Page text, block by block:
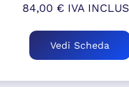
84,00 € IVA
Vedi Scheda